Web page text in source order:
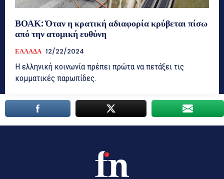
ΒΟΑΚ: Όταν η κρατική αδιαφορία κρύβεται πίσω
από την ατομική ευθύνη
ΕΛΛΑΔΑ 12/22/2024
Η ελληνική κοινωνία πρέπει πρώτα να πετάξει τις
κομματικές παρωπίδες.